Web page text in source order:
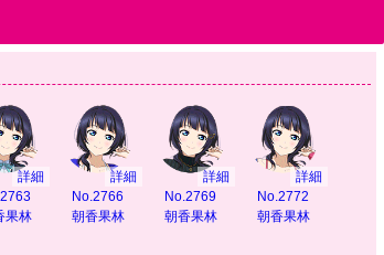
詳細
果林
詳細
No.2766
朝香果林
詳細
No.2769
朝香果林
詳細
No.2772
朝香果林